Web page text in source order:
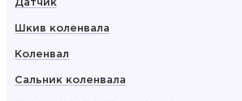
Датчик
Шкив коленвала
Коленвал
Сальник коленвала